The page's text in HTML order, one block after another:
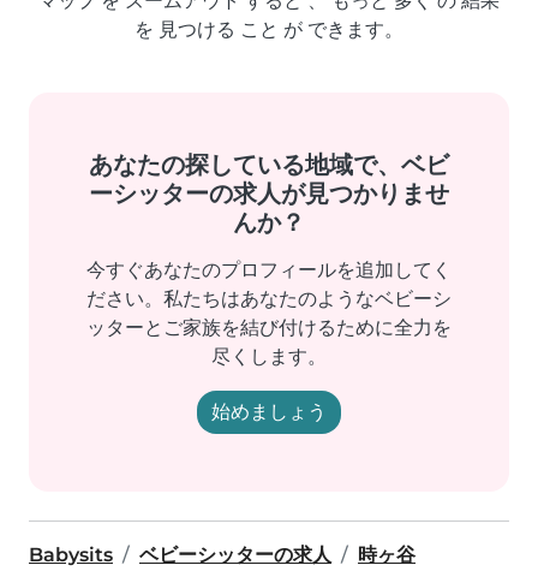
を 見つける こと が できます。
あなたの探している地域で、ベビ
ーシッターの求人が見つかりませ
んか？
今すぐあなたのプロフィールを追加してく
ださい。私たちはあなたのようなベビーシ
ッターとご家族を結び付けるために全力を
尽くします。
始めましょう
Babysits ベビーシッターの求人 時ヶ谷